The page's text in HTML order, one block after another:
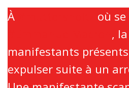
À
où
,
manifestants
expulser suite à un